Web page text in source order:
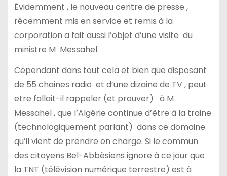
Évidemment , le nouveau centre de presse ,
récemment mis en service et remis à la
corporation a fait aussi l’objet d’une visite du
ministre M Messahel.
Cependant dans tout cela et bien que disposant
de 55 chaines radio et d’une dizaine de TV , peut
etre fallait-il rappeler (et prouver) à M
Messahel , que l’Algérie continue d’être à la traine
(technologiquement parlant) dans ce domaine
qu’il vient de prendre en charge. Si le commun
des citoyens Bel-Abbèsiens ignore à ce jour que
la TNT (télévision numérique terrestre) est à